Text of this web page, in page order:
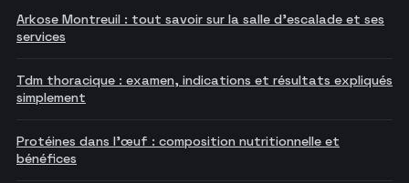
Arkose Montreuil : tout savoir sur la salle d'escalade et ses
services
Tdm thoracique : examen, indications et résultats expliqués
simplement
Protéines dans l'œuf : composition nutritionnelle et
bénéfices